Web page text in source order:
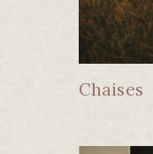
Chaises